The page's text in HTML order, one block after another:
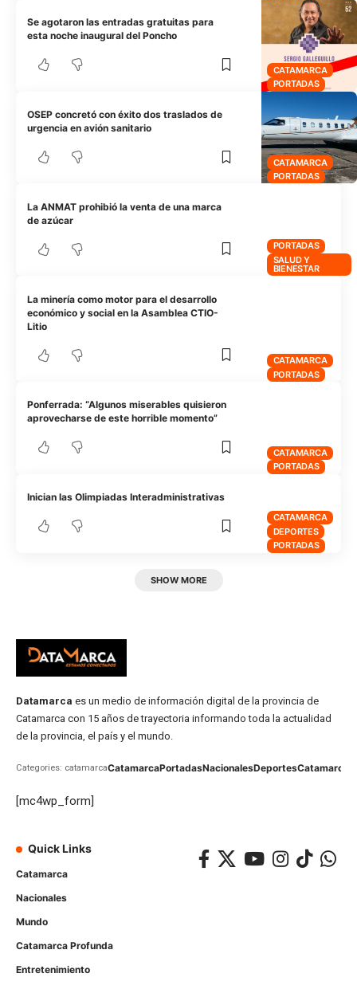
CATAMARCA
PORTADAS
Se agotaron las entradas gratuitas para
esta noche inaugural del Poncho
CATAMARCA
PORTADAS
OSEP concretó con éxito dos traslados de
urgencia en avión sanitario
PORTADAS
SALUD Y
BIENESTAR
La ANMAT prohibió la venta de una marca
de azúcar
CATAMARCA
PORTADAS
La minería como motor para el desarrollo
económico y social en la Asamblea CTIO-
Litio
CATAMARCA
PORTADAS
Ponferrada: “Algunos miserables quisieron
aprovecharse de este horrible momento”
CATAMARCA
DEPORTES
PORTADAS
Inician las Olimpiadas Interadministrativas
SHOW MORE
Datamarca es un medio de información digital de la provincia de
Catamarca con 15 años de trayectoria informando toda la actualidad
de la provincia, el país y el mundo.
Categories: catamarcaCatamarcaPortadasNacionalesDeportesCatamarca
[mc4wp_form]
Quick Links
Catamarca
Nacionales
Mundo
Catamarca Profunda
Entretenimiento